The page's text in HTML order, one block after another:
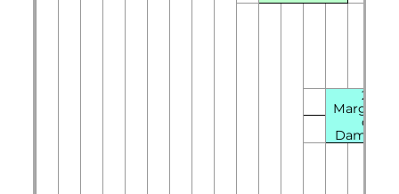
25.
de